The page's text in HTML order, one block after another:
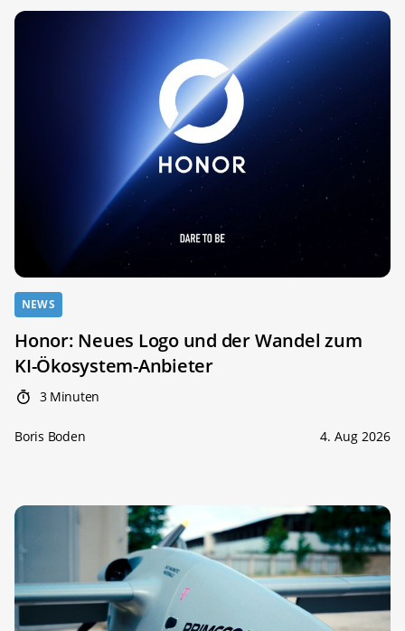
NEWS
Honor: Neues Logo und der Wandel zum
KI-Ökosystem-Anbieter
3 Minuten
Boris Boden 4. Aug 2026